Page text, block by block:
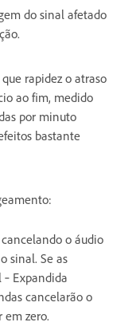
do sinal afetado
rapidez o atraso
ao fim, medido
por minuto
bastante
o áudio
sinal. Se as
Expandida
cancelarão o
em zero.